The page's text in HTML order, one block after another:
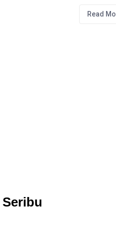
Read